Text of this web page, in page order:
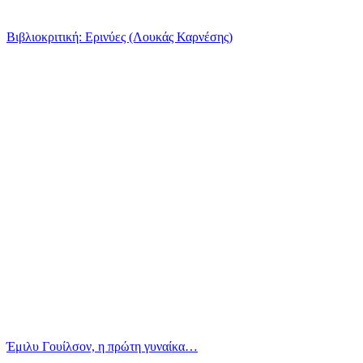
Βιβλιοκριτική: Ερινύες (Λουκάς Καρνέσης)
Έμιλυ Γουίλσον, η πρώτη γυναίκα…